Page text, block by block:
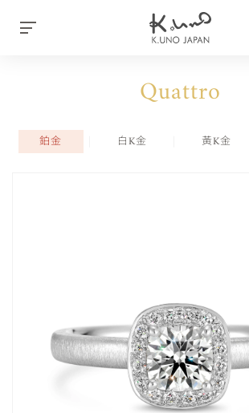
Quattro
鉑金 白K金 黃K金